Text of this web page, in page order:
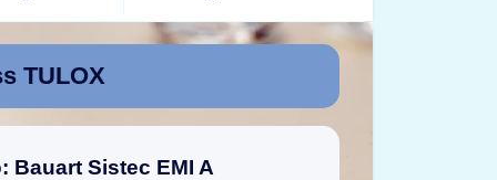
TULOX
Bauart Sistec EMI A